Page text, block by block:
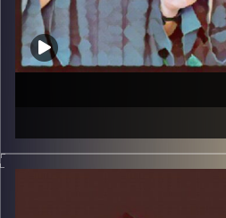
עם פרופסור בועז בן-